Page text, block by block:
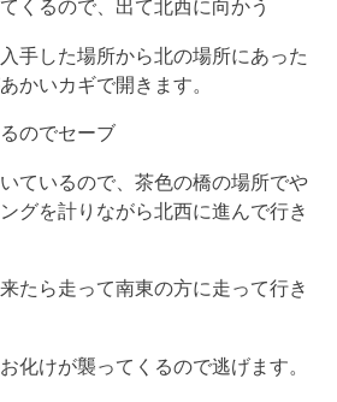
くるので、出て北西に向かう
手した場所から北の場所にあった
かいカギで開きます。
のでセーブ
ているので、茶色の橋の場所でや
グを計りながら北西に進んで行き
たら走って南東の方に走って行き
化けが襲ってくるので逃げます。